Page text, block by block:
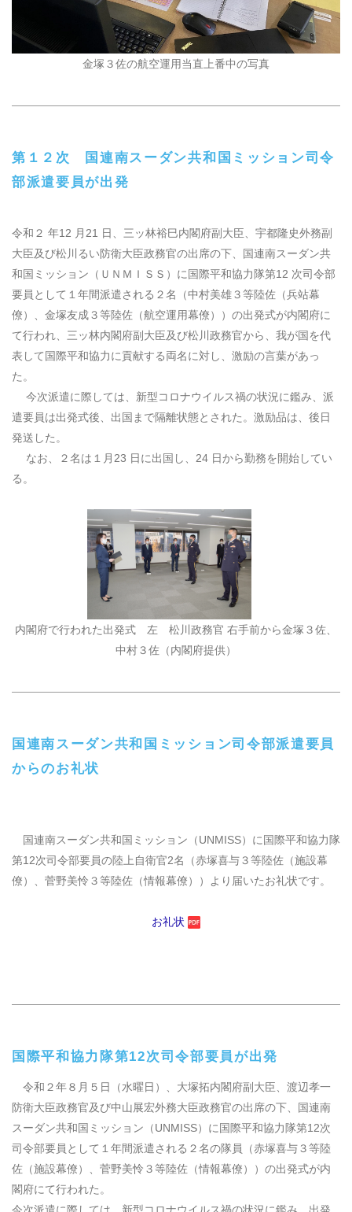
金塚３佐の航空運用当直上番中の写真
第１２次 国連南スーダン共和国ミッション司令
部派遣要員が出発
令和２ 年12 月21 日、三ッ林裕巳内閣府副大臣、宇都隆史外務副
大臣及び松川るい防衛大臣政務官の出席の下、国連南スーダン共
和国ミッション（ＵＮＭＩＳＳ）に国際平和協力隊第12 次司令部
要員として１年間派遣される２名（中村美雄３等陸佐（兵站幕
僚）、金塚友成３等陸佐（航空運用幕僚））の出発式が内閣府に
て行われ、三ッ林内閣府副大臣及び松川政務官から、我が国を代
表して国際平和協力に貢献する両名に対し、激励の言葉があっ
た。
今次派遣に際しては、新型コロナウイルス禍の状況に鑑み、派
遣要員は出発式後、出国まで隔離状態とされた。激励品は、後日
発送した。
なお、２名は１月23 日に出国し、 24 日から勤務を開始してい
る。
内閣府で行われた出発式 左 松川政務官 右手前から金塚３佐、
中村３佐（内閣府提供）
国連南スーダン共和国ミッション司令部派遣要員
からのお礼状
国連南スーダン共和国ミッション（UNMISS）に国際平和協力隊
第12次司令部要員の陸上自衛官2名（赤塚喜与３等陸佐（施設幕
僚）、菅野美怜３等陸佐（情報幕僚））より届いたお礼状です。
お礼状
国際平和協力隊第12次司令部要員が出発
令和２年８月５日（水曜日）、大塚拓内閣府副大臣、渡辺孝一
防衛大臣政務官及び中山展宏外務大臣政務官の出席の下、国連南
スーダン共和国ミッション（UNMISS）に国際平和協力隊第12次
司令部要員として１年間派遣される２名の隊員（赤塚喜与３等陸
佐（施設幕僚）、菅野美怜３等陸佐（情報幕僚））の出発式が内
閣府にて行われた。
今次派遣に際しては、新型コロナウイルス禍の状況に鑑み、出発